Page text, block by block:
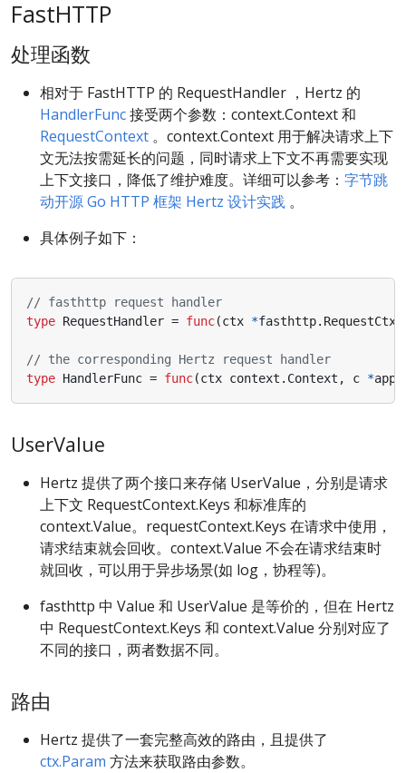
FastHTTP
处理函数
相对于 FastHTTP 的 RequestHandler ，Hertz 的
HandlerFunc接受两个参数：context.Context 和
RequestContext 。context.Context 用于解决请求上下
文无法按需延长的问题，同时请求上下文不再需要实现
上下文接口，降低了维护难度。详细可以参考： 字节跳
动开源 Go HTTP 框架 Hertz 设计实践 。
具体例子如下：
// fasthttp request handler
type RequestHandler = func(ctx *fasthttp. RequestCtx
// the corresponding Hertz request handler
type HandlerFunc = func(ctx context . Context , c *app
UserValue
Hertz 提供了两个接口来存储 UserValue，分别是请求
上下文 RequestContext.Keys 和标准库的
context.Value。requestContext.Keys 在请求中使用，
请求结束就会回收。context.Value 不会在请求结束时
就回收，可以用于异步场景(如 log，协程等)。
fasthttp 中 Value 和 UserValue 是等价的，但在 Hertz
中 RequestContext.Keys 和 context.Value 分别对应了
不同的接口，两者数据不同。
路由
Hertz 提供了一套完整高效的路由，且提供了
ctx.Param 方法来获取路由参数。